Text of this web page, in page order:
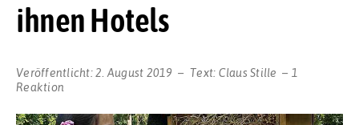
ihnen Hotels
Veröffentlicht:2. August 2019 Text: Claus Stille
1
Reaktion